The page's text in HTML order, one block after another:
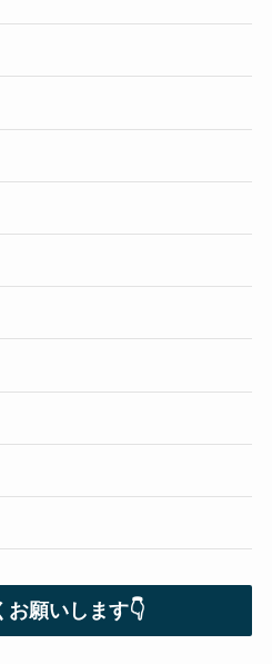
願いします👇